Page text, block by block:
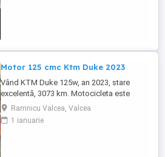
Motor 125 cmc Ktm Duke 2023
Vând KTM Duke 125w, an 2023, stare
excelentă, 3073 km. Motocicleta este
ideală pentru începători sau pentru oraș.
Fără daune, lovituri!
Ramnicu Valcea, Valcea
1 ianuarie